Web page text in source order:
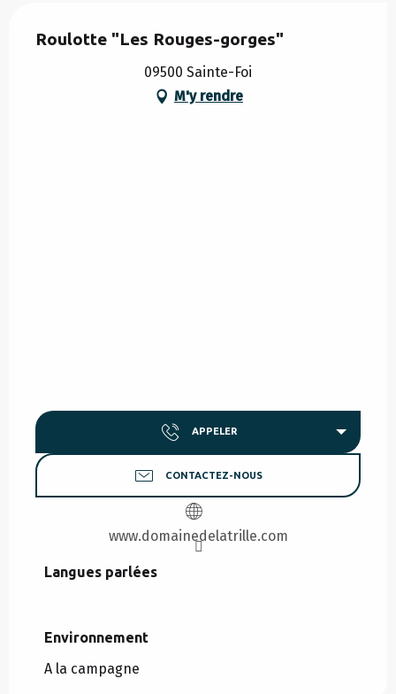
Roulotte "Les Rouges-gorges"
09500 Sainte-Foi
M'y rendre
APPELER
CONTACTEZ-NOUS
www.domainedelatrille.com
Langues parlées
Langues parlées
Environnement
Environnement
A la campagne